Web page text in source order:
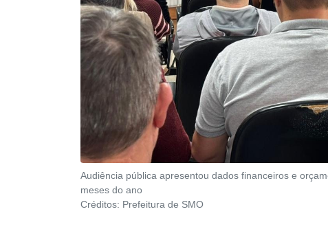
Audiência pública apresentou dados financeiros e
meses do ano
Créditos: Prefeitura de SMO